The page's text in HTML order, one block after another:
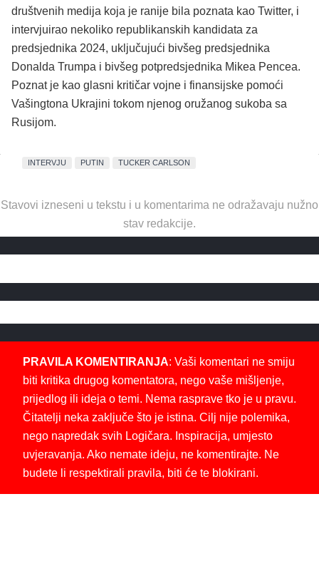
društvenih medija koja je ranije bila poznata kao Twitter, i
intervjuirao nekoliko republikanskih kandidata za
predsjednika 2024, uključujući bivšeg predsjednika
Donalda Trumpa i bivšeg potpredsjednika Mikea Pencea.
Poznat je kao glasni kritičar vojne i finansijske pomoći
Vašingtona Ukrajini tokom njenog oružanog sukoba sa
Rusijom.
INTERVJU PUTIN TUCKER CARLSON
Stavovi izneseni u tekstu i u komentarima ne odražavaju nužno
stav redakcije.
PRAVILA KOMENTIRANJA: Vaši komentari ne smiju
biti kritika drugog komentatora, nego vaše mišljenje,
prijedlog ili ideja o temi. Nema rasprave tko je u pravu.
Čitatelji neka zaključe što je istina. Cilj nije polemika,
nego napredak svih Logičara. Inspiracija, umjesto
uvjeravanja. Ako nemate ideju, ne komentirajte. Ne
budete li respektirali pravila, biti će te blokirani.